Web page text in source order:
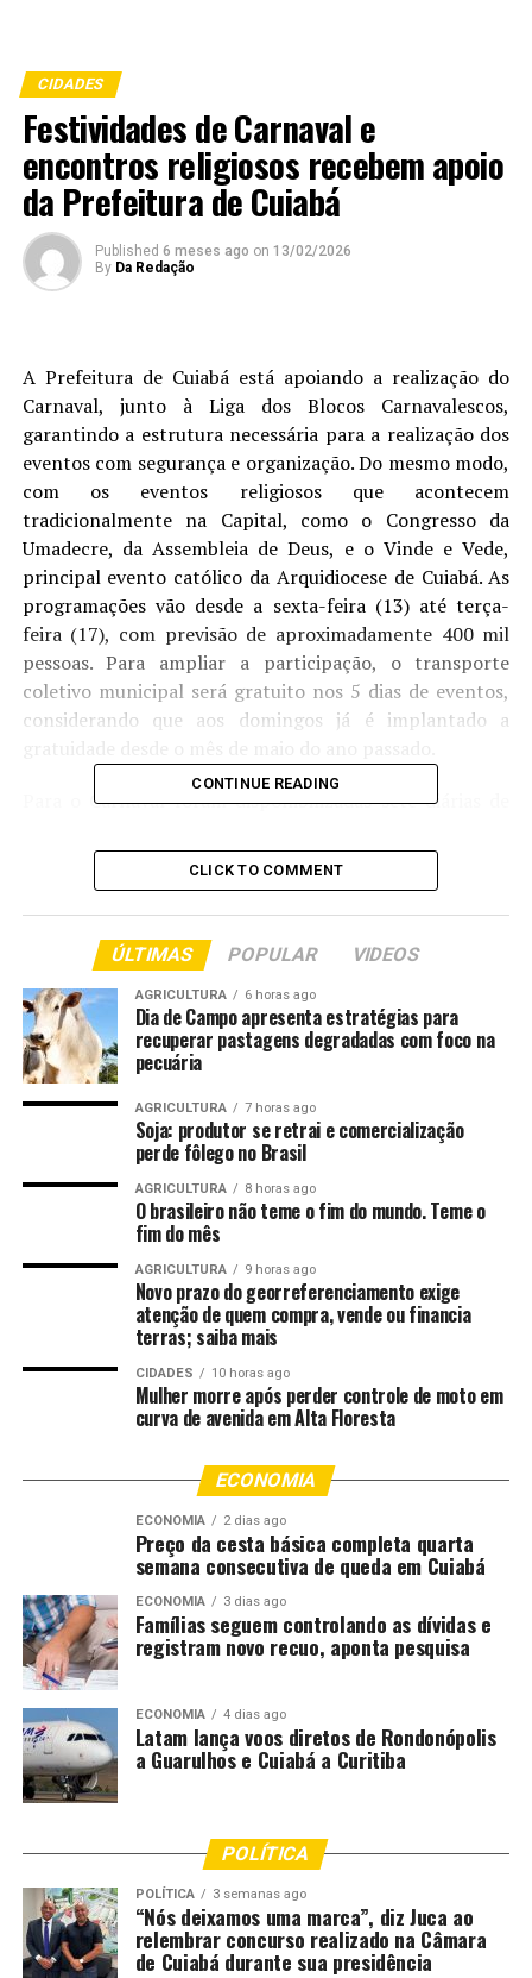
CIDADES
Festividades de Carnaval e
encontros religiosos recebem apoio
da Prefeitura de Cuiabá
Published 6 meses ago on 13/02/2026
By Da Redação
A Prefeitura de Cuiabá está apoiando a realização do
Carnaval, junto à Liga dos Blocos Carnavalescos,
garantindo a estrutura necessária para a realização dos
eventos com segurança e organização. Do mesmo modo,
com os eventos religiosos que acontecem
tradicionalmente na Capital, como o Congresso da
Umadecre, da Assembleia de Deus, e o Vinde e Vede,
principal evento católico da Arquidiocese de Cuiabá. As
programações vão desde a sexta-feira (13) até terça-
feira (17), com previsão de aproximadamente 400 mil
pessoas. Para ampliar a participação, o transporte
coletivo municipal será gratuito nos 5 dias de eventos,
considerando que aos domingos já é implantado a
Para o Carnaval foram disponibilizadas sete diárias de
de tendas e fornecimento de infraestrutura composta
por gradis, palcos e serviços de fechamento de áreas.
O suporte conta com a atuação integrada de diversas
secretarias e órgãos municipais, incluindo as Secretarias
Municipais de Mobilidade Urbana e Segurança Pública,
de Ordem Pública, de Cultura, de Saúde, a Secom, e a
Limpurb, todas mobilizadas para assegurar a prestação
de serviços públicos e o bom andamento das
festividades.
Apesar dos órgãos públicos não estarem funcionando
(retorna no dia 19), conforme decreto municipal, os
serviços essenciais estarão atendendo, especialmente
saúde 24h, coleta de lixo, fiscalização no trânsito e
Defesa Civil.
Programação do Carnaval
Eventos descentralizados com previsão de 40 mil
foliões, promovidos pela Liga Carnaval Cuiabá
Bloquinho dos Estudantes (13 a 16/02) – Av. Mato
Grosso, das 18h às 2h (5 mil/dia).
Bloco do Baguncinha (13 e 17/02) – Av. Mato
Grosso (5 mil/dia).
Cordão Vem Quem Quer (14 e 16/02) – Cortejo no
Centro Histórico (150/dia).
Baile da Calorosa e Rebu na Rua (15/02) – Boa
Esperança.
Bloco “Ocê que vê? Escuta!” (16 e 17/02) – Espaço
Florence (2 mil/dia).
Prefeitura.
39º Vinde e Vede – Arquidiocese de Cuiabá
De 14 a 17/02, na Arena Pantanal.
CONTINUE READING
CLICK TO COMMENT
ÚLTIMAS POPULAR VIDEOS
AGRICULTURA 6 horas ago
Dia de Campo apresenta estratégias para
recuperar pastagens degradadas com foco na
pecuária
AGRICULTURA 7 horas ago
Soja: produtor se retrai e comercialização
perde fôlego no Brasil
AGRICULTURA 8 horas ago
O brasileiro não teme o fim do mundo. Teme o
fim do mês
AGRICULTURA 9 horas ago
Novo prazo do georreferenciamento exige
atenção de quem compra, vende ou financia
terras; saiba mais
CIDADES 10 horas ago
Mulher morre após perder controle de moto em
curva de avenida em Alta Floresta
ECONOMIA
ECONOMIA 2 dias ago
Preço da cesta básica completa quarta
semana consecutiva de queda em Cuiabá
ECONOMIA 3 dias ago
Famílias seguem controlando as dívidas e
registram novo recuo, aponta pesquisa
ECONOMIA 4 dias ago
Latam lança voos diretos de Rondonópolis
a Guarulhos e Cuiabá a Curitiba
POLÍTICA
POLÍTICA 3 semanas ago
“Nós deixamos uma marca”, diz Juca ao
relembrar concurso realizado na Câmara
de Cuiabá durante sua presidência